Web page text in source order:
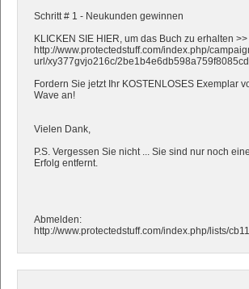
Schritt # 1 - Neukunden gewinnen
KLICKEN SIE HIER, um das Buch zu erhalten >>
http://www.protectedstuff.com/index.php/
url/xy377gvjo216c/
Fordern Sie jetzt Ihr KOSTENLOSES Exemplar
Wave an!
Vielen Dank,
P.S. Vergessen Sie nicht ... Sie sind nur noch
Erfolg entfernt.
Abmelden:
http://www.protectedstuff.com/index.php/lists/